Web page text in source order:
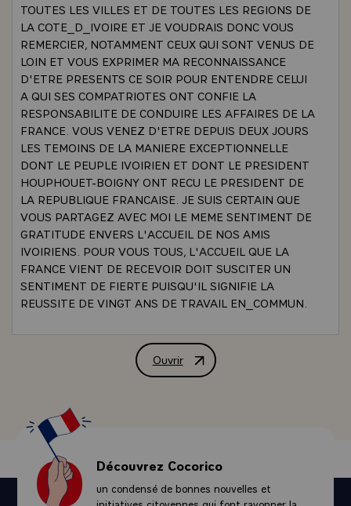
TOUTES LES VILLES ET DE TOUTES LES REGIONS DE
LA COTE_D_IVOIRE ET JE VOUDRAIS DONC VOUS
REMERCIER, NOTAMMENT CEUX QUI SONT VENUS DE
LOIN ET VOUS EXPRIMER MA RECONNAISSANCE
D'ETRE PRESENTS CE SOIR POUR ENTENDRE CELUI
A QUI SES COMPATRIOTES ONT CONFIE LA
RESPONSABILITE DE CONDUIRE LES AFFAIRES DE LA
FRANCE. VOUS VENEZ D'ETRE DEPUIS DEUX JOURS
LES TEMOINS DE LA MANIERE EXCEPTIONNELLE
DONT LE PEUPLE IVOIRIEN ET DONT LE PRESIDENT
HOUPHOUET-BOIGNY ONT RECU LE PRESIDENT DE
LA REPUBLIQUE FRANCAISE. JE SUIS CERTAIN QUE
VOUS PARTAGEZ AVEC MOI LE MEME SENTIMENT DE
GRATITUDE ENVERS L'ACCUEIL DE NOS AMIS
IVOIRIENS. POUR VOUS TOUS, L'ACCUEIL QUE LA
FRANCE VIENT DE RECEVOIR DOIT SUSCITER UN
SENTIMENT DE FIERTE PUISQU'IL SIGNIFIE LA
REUSSITE DE VINGT ANS DE TRAVAIL EN_COMMUN.
L'EGARD DE CE PAYS
QUOTIDIENS, JE NE M'ETENDRAI PAS SUR LES
MANIFESTATIONS VISIBLES DU PROGRES DE LA
COTE_D_IVOIRE. EN REVANCHE, J'AIMERAIS
RAPPELER DEVANT VOUS LES CONDITIONS QUI
SONT A L'ORIGINE DE CE SUCCES. D'ABORD, IL Y A
EU UNE VOLONTE POLITIQUE : CELLE DU PRESIDENT
Ouvrir
ALLOCUTION PRONONCEE PAR M.
Découvrez Cocorico
un condensé de bonnes nouvelles et